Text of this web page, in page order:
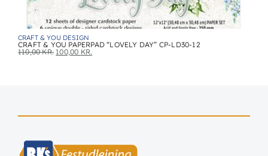
CRAFT & YOU DESIGN
CRAFT & YOU PAPERPAD “LOVELY DAY” CP-LD30-12
110,00KR. 100,00 KR.